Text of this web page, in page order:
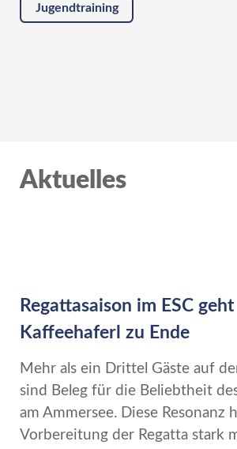
Jugendtraining
Aktuelles
Regattasaison im ESC
Kaffeehaferl zu Ende
Mehr als ein Drittel Gäste auf
sind Beleg für die Beliebtheit
am Ammersee. Diese Resonanz
Vorbereitung der Regatta stark